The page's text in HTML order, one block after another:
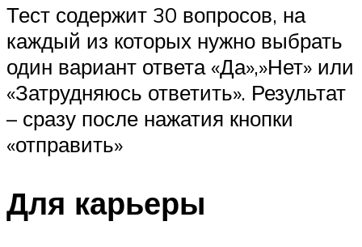
Тест содержит 30 вопросов, на
каждый из которых нужно выбрать
один вариант ответа «Да»,»Нет» или
«Затрудняюсь ответить». Результат
– сразу после нажатия кнопки
«отправить»
Для карьеры